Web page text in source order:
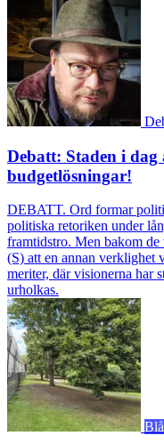
Debatt: Staden i
budgetlösningar!
DEBATT. Ord formar
politiska retoriken under
framtidstro. Men bakom
(S) att en annan verklighet
meriter, där visionerna har
urholkas.